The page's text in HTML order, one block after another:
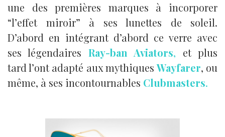
une des premières marques à incorporer
“l’effet miroir” à ses lunettes de soleil.
D’abord en intégrant d’abord ce verre avec
ses légendaires Ray-ban Aviators, etplus
tard l’ont adapté aux mythiquesWayfarer, ou
même, à ses incontournables Clubmasters.